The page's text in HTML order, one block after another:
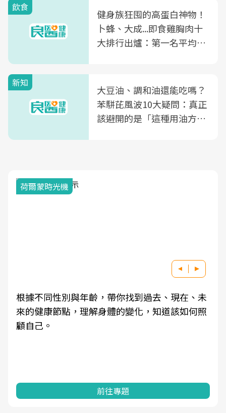
飲食
健身族狂囤的高蛋白神物！
卜蜂、大成...即食雞胸肉十
大排行出爐：第一名平均一
新知
大豆油、調和油還能吃嗎？
苯駢芘風波10大疑問：真正
該避開的是「這種用油方
荷爾蒙時光機
根據不同性別與年齡，帶你找到過去、現在、未
來的健康節點，理解身體的變化，知道該如何照
顧自己。
前往專題